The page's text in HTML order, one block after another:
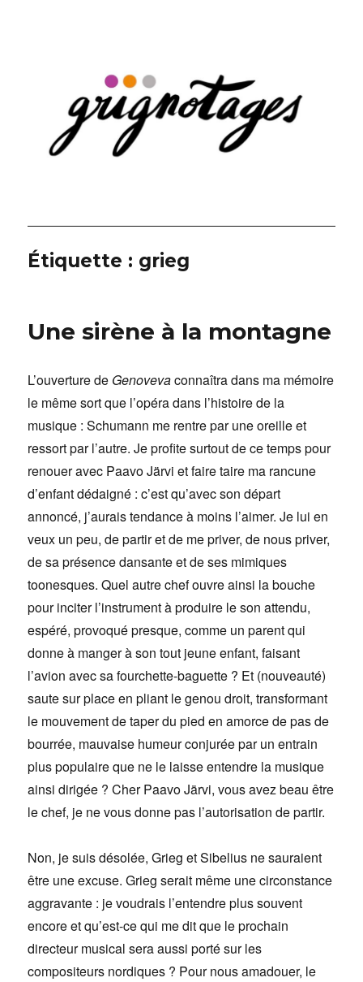
Étiquette : grieg
Une sirène à la montagne
L’ouverture de Genovevaconnaîtra dans ma mémoire
le même sort que l’opéra dans l’histoire de la
musique : Schumann me rentre par une oreille et
ressort par l’autre. Je profite surtout de ce temps pour
renouer avec Paavo Järvi et faire taire ma rancune
d’enfant dédaigné : c’est qu’avec son départ
annoncé, j’aurais tendance à moins l’aimer. Je lui en
veux un peu, de partir et de me priver, de nous priver,
de sa présence dansante et de ses mimiques
toonesques. Quel autre chef ouvre ainsi la bouche
pour inciter l’instrument à produire le son attendu,
espéré, provoqué presque, comme un parent qui
donne à manger à son tout jeune enfant, faisant
l’avion avec sa fourchette-baguette ? Et (nouveauté)
saute sur place en pliant le genou droit, transformant
le mouvement de taper du pied en amorce de pas de
bourrée, mauvaise humeur conjurée par un entrain
plus populaire que ne le laisse entendre la musique
ainsi dirigée ? Cher Paavo Järvi, vous avez beau être
le chef, je ne vous donne pas l’autorisation de partir.
Non, je suis désolée, Grieg et Sibelius ne sauraient
être une excuse. Grieg serait même une circonstance
aggravante : je voudrais l’entendre plus souvent
encore et qu’est-ce qui me dit que le prochain
directeur musical sera aussi porté sur les
compositeurs nordiques ? Pour nous amadouer, le